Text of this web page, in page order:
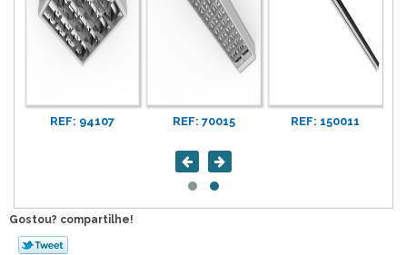
REF: 94107 REF: 70015 REF: 150011
Gostou? compartilhe!